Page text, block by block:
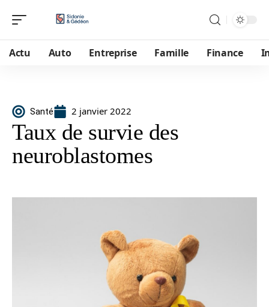
Actu Auto Entreprise Famille Finance
Santé 2 janvier 2022
Taux de survie des
neuroblastomes